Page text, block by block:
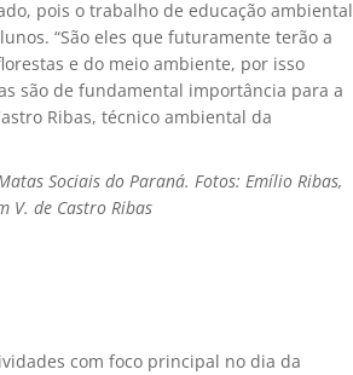
pois o trabalho de educação ambiental
“São eles que futuramente terão a
e do meio ambiente, por isso
são de fundamental importância para a
Ribas, técnico ambiental da
Sociais do Paraná. Fotos: Emílio Ribas,
V. de Castro Ribas
com foco principal no dia da